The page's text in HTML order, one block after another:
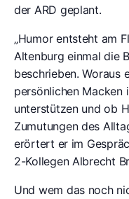
der ARD geplant.
„Humor entsteht am
Altenburg einmal die
beschrieben. Woraus
persönlichen Macken
unterstützen und ob
Zumutungen des
erörtert er im
2-Kollegen Albrecht
Und wem das noch